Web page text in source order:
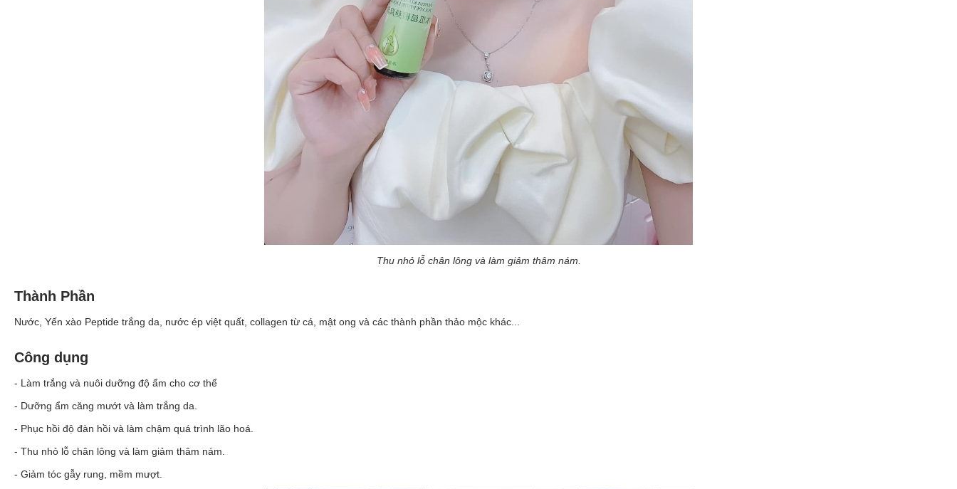
Thu nhỏ lỗ chân lông và làm giảm thâm nám.
Thành Phần
Nước, Yến xào Peptide trắng da, nước ép việt quất, collagen từ cá, mật ong và các thành phần thảo mộc khác...
Công dụng
- Làm trắng và nuôi dưỡng độ ẩm cho cơ thể
- Dưỡng ẩm căng mướt và làm trắng da.
- Phục hồi độ đàn hồi và làm chậm quá trình lão hoá.
- Thu nhỏ lỗ chân lông và làm giảm thâm nám.
- Giảm tóc gẫy rung, mềm mượt.